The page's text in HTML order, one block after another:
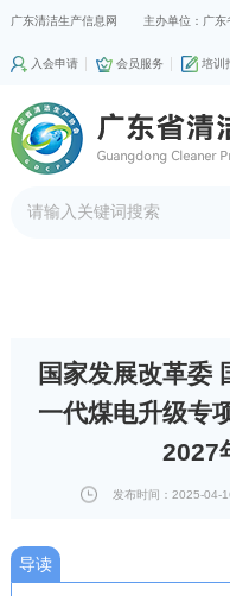
广东清洁生产信息网 主办单位：广
入会申请 会员服务 培训
国家发展改革委
一代煤电升级专
2027
发布时间：2025-04-
导读